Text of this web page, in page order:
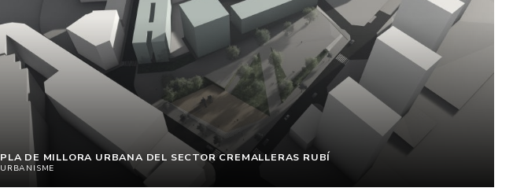
PLA DE MILLORA URBANA DEL SECTOR CREMALLERAS RUBÍ
URBANISME